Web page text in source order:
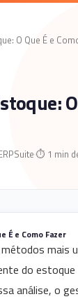
O Que É e
⏱ 1 min
É e Como Fazer
mais
do estoque
análise, o